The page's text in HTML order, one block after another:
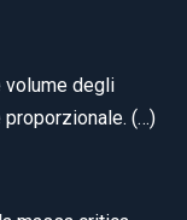
volume degli
(…)